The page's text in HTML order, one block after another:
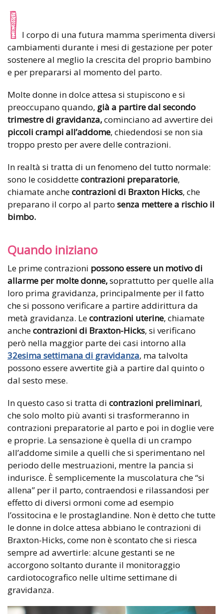
I l corpo di una futura mamma sperimenta diversi
cambiamenti durante i mesi di gestazione per poter
sostenere al meglio la crescita del proprio bambino
e per prepararsi al momento del parto.
Molte donne in dolce attesa si stupiscono e si
preoccupano quando, già a partire dal secondo
trimestre di gravidanza,cominciano ad avvertire dei
piccoli crampi all’addome, chiedendosi se non sia
troppo presto per avere delle contrazioni.
In realtà si tratta di un fenomeno del tutto normale:
sono le cosiddettecontrazioni preparatorie,
chiamate anchecontrazioni di Braxton Hicks, che
preparano il corpo al parto senza mettere a rischio il
bimbo.
Quando iniziano
Le prime contrazioni possono essere un motivo di
allarme per molte donne,soprattutto per quelle alla
loro prima gravidanza, principalmente per il fatto
che si possono verificare a partire addirittura da
metà gravidanza. Lecontrazioni uterine, chiamate
anchecontrazioni di Braxton-Hicks, si verificano
però nella maggior parte dei casi intorno alla
32esima settimana di gravidanza, ma talvolta
possono essere avvertite già a partire dal quinto o
dal sesto mese.
In questo caso si tratta di contrazioni preliminari,
che solo molto più avanti si trasformeranno in
contrazioni preparatorie al parto e poi in doglie vere
e proprie. La sensazione è quella di un crampo
all’addome simile a quelli che si sperimentano nel
periodo delle mestruazioni, mentre la pancia si
indurisce. È semplicemente la muscolatura che “si
allena” per il parto, contraendosi e rilassandosi per
effetto di diversi ormoni come ad esempio
l’ossitocina e le prostaglandine. Non è detto che tutte
le donne in dolce attesa abbiano le contrazioni di
Braxton-Hicks, come non è scontato che si riesca
sempre ad avvertirle: alcune gestanti se ne
accorgono soltanto durante il monitoraggio
cardiotocografico nelle ultime settimane di
gravidanza.